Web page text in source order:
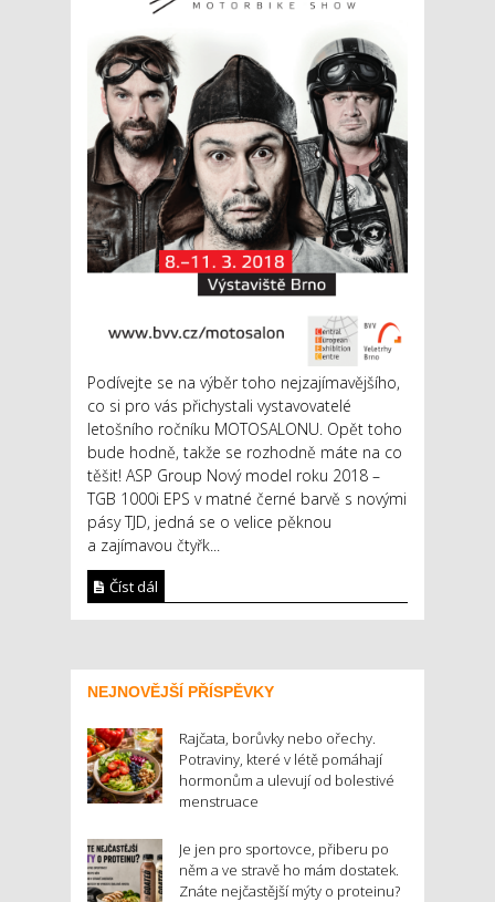
Podívejte se na výběr toho nejzajímavějšího,
co si pro vás přichystali vystavovatelé
letošního ročníku MOTOSALONU. Opět toho
bude hodně, takže se rozhodně máte na co
těšit! ASP Group Nový model roku 2018 –
TGB 1000i EPS v matné černé barvě s novými
pásy TJD, jedná se o velice pěknou
a zajímavou čtyřk...
Číst dál
NEJNOVĚJŠÍ PŘÍSPĚVKY
Rajčata, borůvky nebo ořechy.
Potraviny, které v létě pomáhají
hormonům a ulevují od bolestivé
menstruace
Je jen pro sportovce, přiberu po
něm a ve stravě ho mám dostatek.
Znáte nejčastější mýty o proteinu?